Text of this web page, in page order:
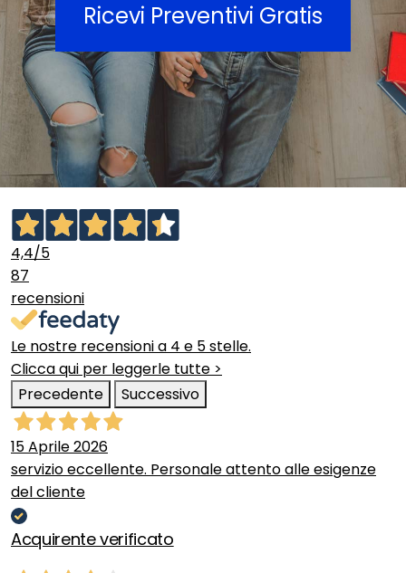
Ricevi Preventivi Gratis
4,4/5
87
recensioni
Le nostre recensioni a 4 e 5 stelle.
Clicca qui per leggerle tutte >
Precedente
Successivo
15 Aprile 2026
servizio eccellente. Personale attento alle esigenze
del cliente
Acquirente verificato